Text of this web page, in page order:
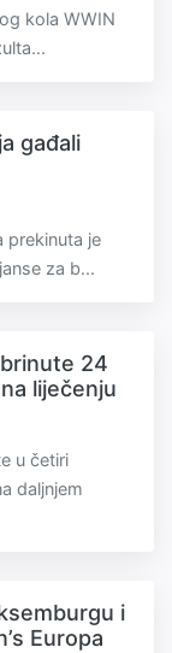
kola WWIN
gađali
prekinuta je
za b...
24
liječenju
u četiri
daljnjem
i
Europa